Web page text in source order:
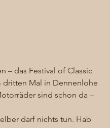
– das Festival of Classic
dritten Mal in Dennenlohe
sind schon da –
darf nichts tun. Hab